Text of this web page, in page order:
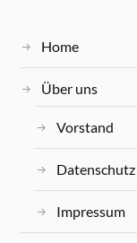
Home
Über uns
Vorstand
Datenschutz
Impressum